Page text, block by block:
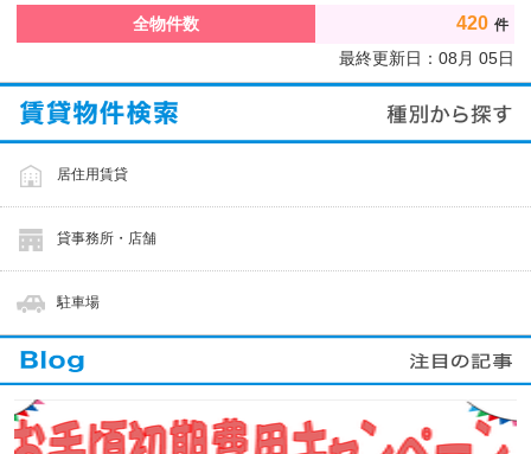
全物件数 420 件
最終更新日： 08月 05日
居住用賃貸
貸事務所・店舗
駐車場